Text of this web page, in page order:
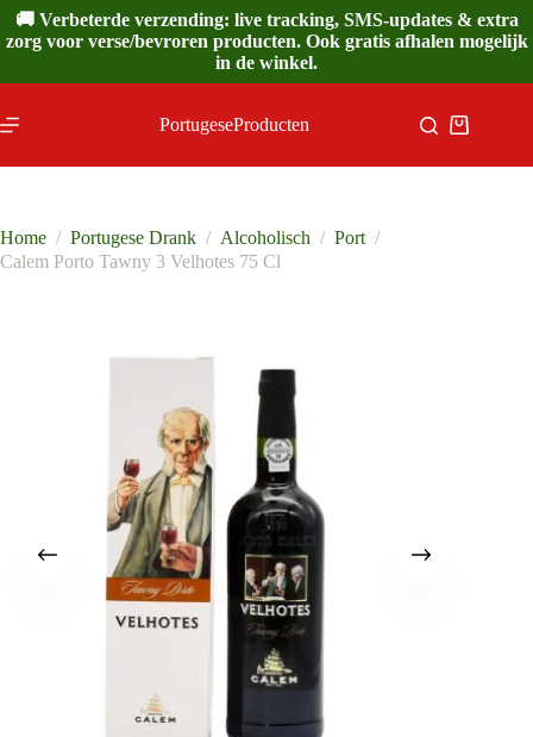
Ga
naar
de
🚚 Verbeterde verzending: live tracking, SMS-updates & extra
zorg voor verse/bevroren producten. Ook gratis afhalen mogelijk
in de winkel.
PortugeseProducten
Home / Portugese Drank / Alcoholisch / Port /
Calem Porto Tawny 3 Velhotes 75 Cl